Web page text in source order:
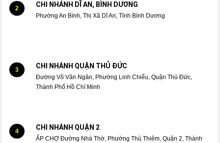
2 CHI NHÁNH DĨ AN, BÌNH DƯƠNG
Phường An Bình, Thị Xã Dĩ An, Tỉnh Bình Dương
3 CHI NHÁNH QUẬN THỦ ĐỨC
Đường Võ Văn Ngân, Phường Linh Chiểu, Quận Thủ Đức,
Thành Phố Hồ Chí Minh
4 CHI NHÁNH QUẬN 2
ẤP CHỢ Đường Nhà Thờ, Phường Thủ Thiêm, Quận 2, Thành